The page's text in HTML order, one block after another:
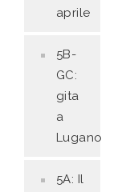
aprile
5B-
GC:
gita
a
Lugano
5A: Il